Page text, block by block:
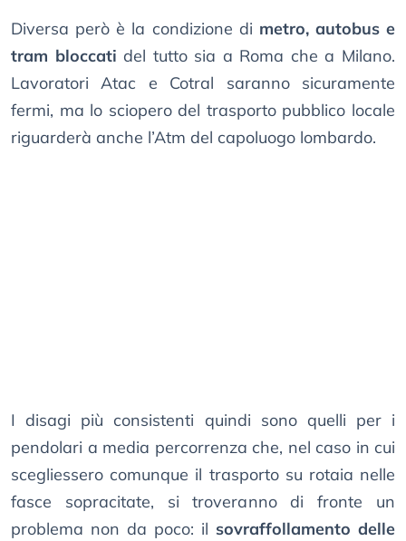
Diversa però è la condizione di metro, autobus e
tram bloccati del tutto sia a Roma che a Milano.
Lavoratori Atac e Cotral saranno sicuramente
fermi, ma lo sciopero del trasporto pubblico locale
riguarderà anche l’Atm del capoluogo lombardo.
I disagi più consistenti quindi sono quelli per i
pendolari a media percorrenza che, nel caso in cui
scegliessero comunque il trasporto su rotaia nelle
fasce sopracitate, si troveranno di fronte un
problema non da poco: il sovraffollamento delle